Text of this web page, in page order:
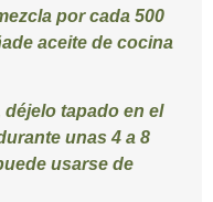
por cada 500
aceite de cocina
tapado en el
unas 4 a 8
usarse de